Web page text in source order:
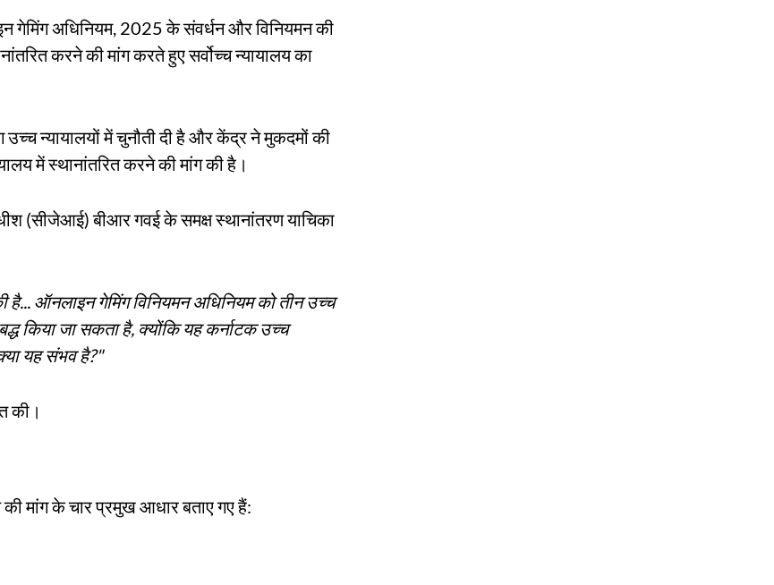
गेमिंग अधिनियम, 2025 के संवर्धन और विनियमन की
करने की मांग करते हुए सर्वोच्च न्यायालय का
न्यायालयों में चुनौती दी है और केंद्र ने मुकदमों की
में स्थानांतरित करने की मांग की है।
(सीजेआई) बीआर गवई के समक्ष स्थानांतरण याचिका
है... ऑनलाइन गेमिंग विनियमन अधिनियम को तीन उच्च
किया जा सकता है, क्योंकि यह कर्नाटक उच्च
यह संभव है?"
की।
की मांग के चार प्रमुख आधार बताए गए हैं: